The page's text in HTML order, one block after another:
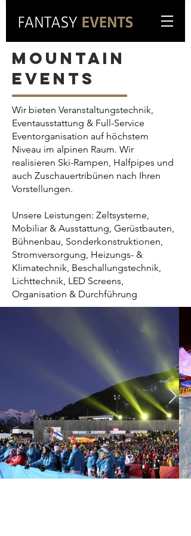
Mountain
events
Wir bieten Veranstaltungstechnik,
Eventausstattung & Full-Service
Eventorganisation auf höchstem
Niveau im alpinen Raum. Wir
realisieren Ski-Rampen, Halfpipes und
auch Zuschauertribünen nach Ihren
Vorstellungen.
Unsere Leistungen: Zeltsysteme,
Mobiliar & Ausstattung, Gerüstbauten,
Bühnenbau, Sonderkonstruktionen,
Stromversorgung, Heizungs- &
Klimatechnik, Beschallungstechnik,
Lichttechnik, LED Screens,
Organisation & Durchführung